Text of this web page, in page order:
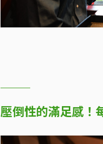
壓倒性的滿足感！